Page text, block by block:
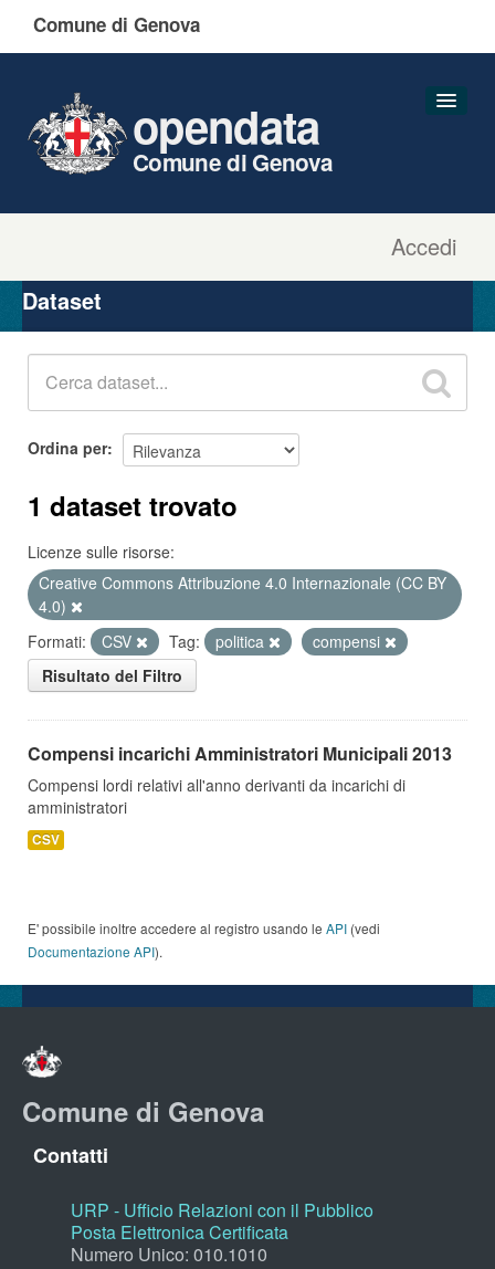
Comune di Genova
Accedi
opendata
Comune di Genova
Organizzazioni
Gruppi
Dataset
Ordina per
1 dataset trovato
Licenze sulle risorse:
Creative Commons Attribuzione 4.0 Internazionale (CC BY
4.0)
Formati:
CSV Tag: politica
compensi
Risultato del Filtro
Compensi incarichi Amministratori Municipali 2013
Compensi lordi relativi all'anno derivanti da incarichi di
amministratori
CSV
E' possibile inoltre accedere al registro usando le API (vedi
Documentazione API).
Comune di Genova
Contatti
URP - Ufficio Relazioni con il Pubblico
Posta Elettronica Certificata
Numero Unico: 010.1010